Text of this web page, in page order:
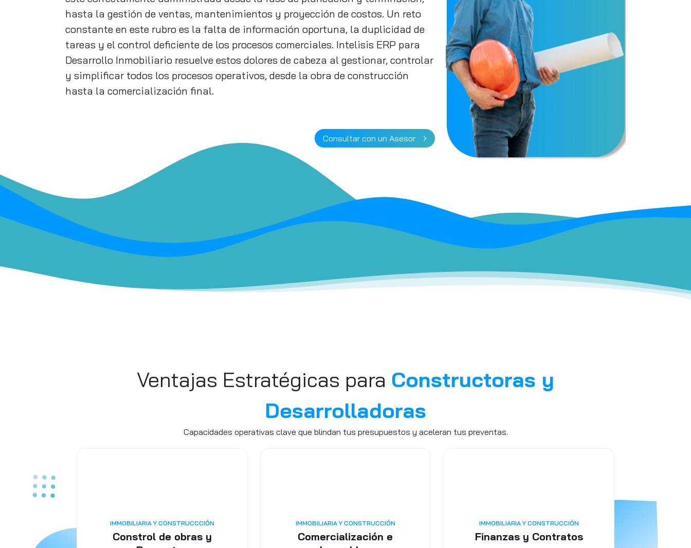
hasta la gestión de ventas, mantenimientos y proyección de costos. Un reto
constante en este rubro es la falta de información oportuna, la duplicidad de
tareas y el control deficiente de los procesos comerciales. Intelisis ERP para
Desarrollo Inmobiliario resuelve estos dolores de cabeza al gestionar, controlar
y simplificar todos los procesos operativos, desde la obra de construcción
hasta la comercialización final.
Consultar con un Asesor
Ventajas Estratégicas para Constructoras y
Desarrolladoras
Capacidades operativas clave que blindan tus presupuestos y aceleran tus preventas.
IMMOBILIARIA Y CONSTRUCCCIÓN
Constrol de obras y
IMMOBILIARIA Y CONSTRUCCIÓN
Comercialización e
IMMOBILIARIA Y CONSTRUCCIÓN
Finanzas y Contratos